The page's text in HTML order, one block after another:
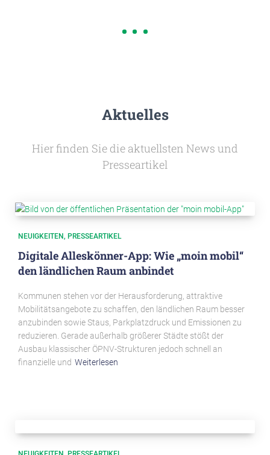
Aktuelles
Hier finden Sie die aktuellsten News und
Presseartikel
NEUIGKEITEN PRESSEARTIKEL
Digitale Alleskönner-App: Wie „moin mobil“
den ländlichen Raum anbindet
Kommunen stehen vor der Herausforderung, attraktive
Mobilitätsangebote zu schaffen, den ländlichen Raum besser
anzubinden sowie Staus, Parkplatzdruck und Emissionen zu
reduzieren. Gerade außerhalb größerer Städte stößt der
Ausbau klassischer ÖPNV-Strukturen jedoch schnell an
finanzielle und Weiterlesen